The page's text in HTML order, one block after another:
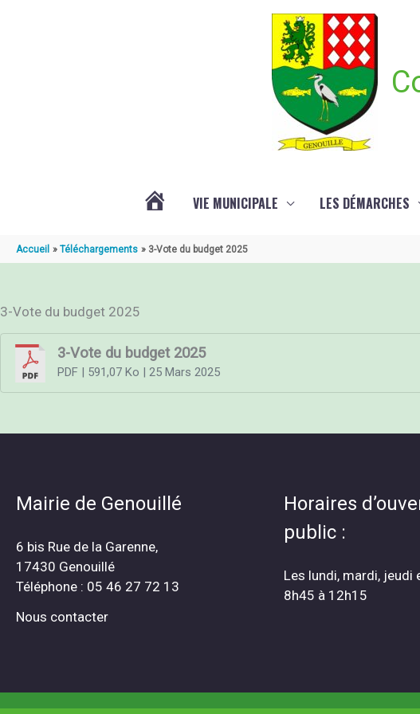
GENOUILLÉ
VIE MUNICIPALE LES DÉMARCHES
Accueil Téléchargements 3-Vote du budget 2025
3-Vote du budget 2025
3-Vote du budget 2025
PDF| 591,07 Ko | 25 Mars 2025
Mairie de Genouillé
6 bis Rue de la Garenne,
17430 Genouillé
Téléphone : 05 46 27 72 13
Nous contacter
Horaires
public :
Les lundi, mardi, jeudi
8h45 à 12h15